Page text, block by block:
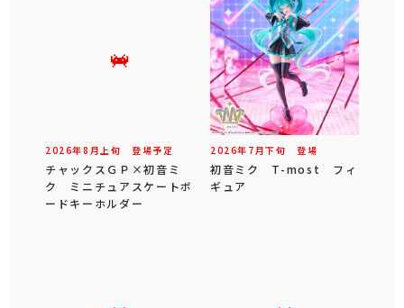
2026年8 月 上旬 登場予定
チャックスＧＰ×初音ミ
ク ミニチュアスケートボ
ードキーホルダー
2026年 7 月下旬 登場
初音ミク T-most フィ
ギュア